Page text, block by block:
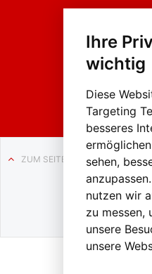
Ihre
wichtig
Diese
Targeting
besseres
sehen,
nutzen wir
zu messen,
unsere
unsere
ZUM SEITENANFANG